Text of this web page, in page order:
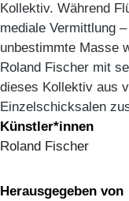
Kollektiv. Während
mediale Vermittlung
unbestimmte Masse
Roland Fischer mit
dieses Kollektiv aus
Einzelschicksalen
Künstler*innen
Roland Fischer
Herausgegeben von